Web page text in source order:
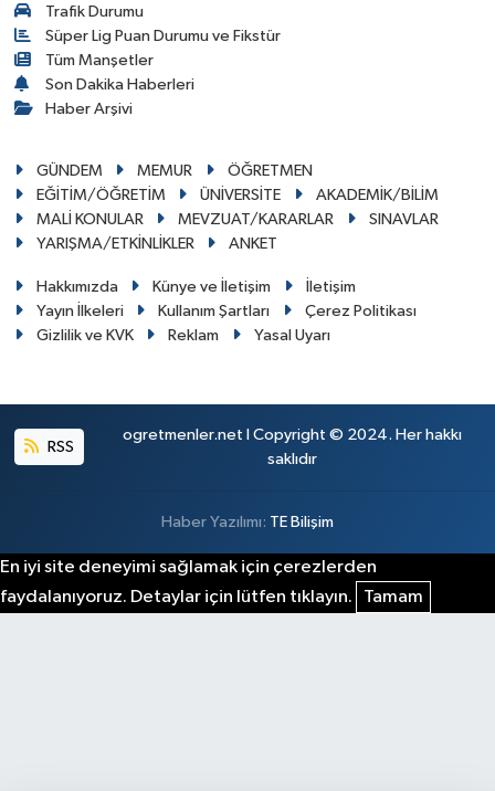
Trafik Durumu
Süper Lig Puan Durumu ve Fikstür
Tüm Manşetler
Son Dakika Haberleri
Haber Arşivi
GÜNDEM MEMUR
ÖĞRETMEN
EĞİTİM/ÖĞRETİM
ÜNİVERSİTE
AKADEMİK/BİLİM
MALİ KONULAR
MEVZUAT/KARARLAR
SINAVLAR
YARIŞMA/ETKİNLİKLER
ANKET
Hakkımızda Künye ve İletişim
İletişim
Yayın İlkeleri
Kullanım Şartları
Çerez Politikası
Gizlilik ve KVK
Reklam Yasal Uyarı
RSS
ogretmenler.net I Copyright © 2024. Her hakkı
saklıdır
Haber Yazılımı: TE Bilişim
En iyi site deneyimi sağlamak için çerezlerden
faydalanıyoruz. Detaylar için lütfen tıklayın.
Tamam